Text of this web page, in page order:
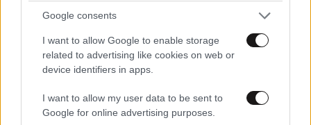
Google consents
I want to allow Google to enable storage
related to advertising like cookies on web or
device identifiers in apps.
I want to allow my user data to be sent to
Google for online advertising purposes.